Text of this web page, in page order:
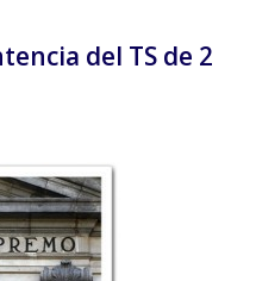
del TS de 2